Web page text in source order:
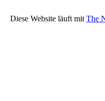
Diese Website läuft mit The